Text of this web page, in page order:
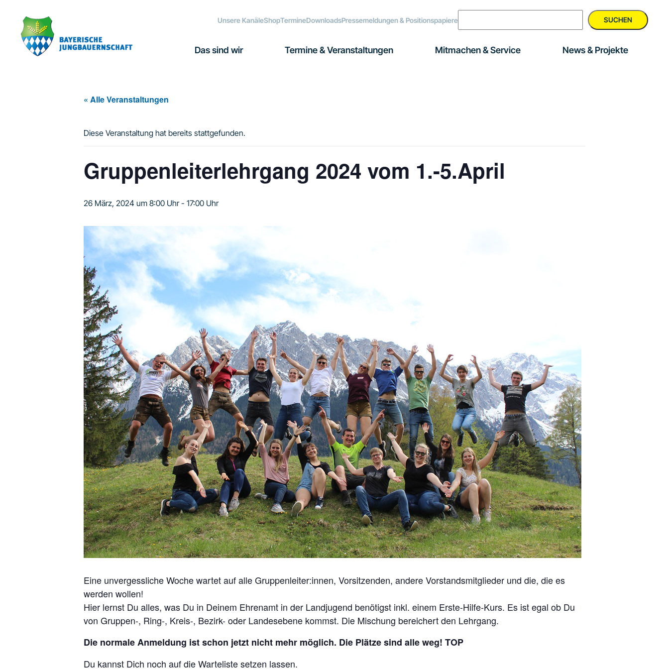
Hauptnavigation
springen
springen
Fußzeile
springen
Unsere KanäleShopTermineDownloadsPressemeldungen & Positionspapiere SUCHEN
Das sind wir Termine & Veranstaltungen Mitmachen & Service News & Projekte
« Alle Veranstaltungen
Diese Veranstaltung hat bereits stattgefunden.
Gruppenleiterlehrgang 2024 vom 1.-5.April
26 März, 2024 um 8:00 Uhr- 17:00 Uhr
Eine unvergessliche Woche wartet auf alle Gruppenleiter:innen, Vorsitzenden, andere Vorstandsmitglieder und die, die es
werden wollen!
Hier lernst Du alles, was Du in Deinem Ehrenamt in der Landjugend benötigst inkl. einem Erste-Hilfe-Kurs. Es ist egal ob Du
von Gruppen-, Ring-, Kreis-, Bezirk- oder Landesebene kommst. Die Mischung bereichert den Lehrgang.
Die normale Anmeldung ist schon jetzt nicht mehr möglich. Die Plätze sind alle weg! TOP
Du kannst Dich noch auf die Warteliste setzen lassen.